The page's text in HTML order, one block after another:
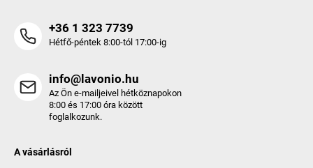
+36 1 323 7739
Hétfő-péntek 8:00-tól 17:00-ig
info@lavonio.hu
Az Ön e-mailjeivel hétköznapokon
8:00 és 17:00 óra között
foglalkozunk.
A vásárlásról